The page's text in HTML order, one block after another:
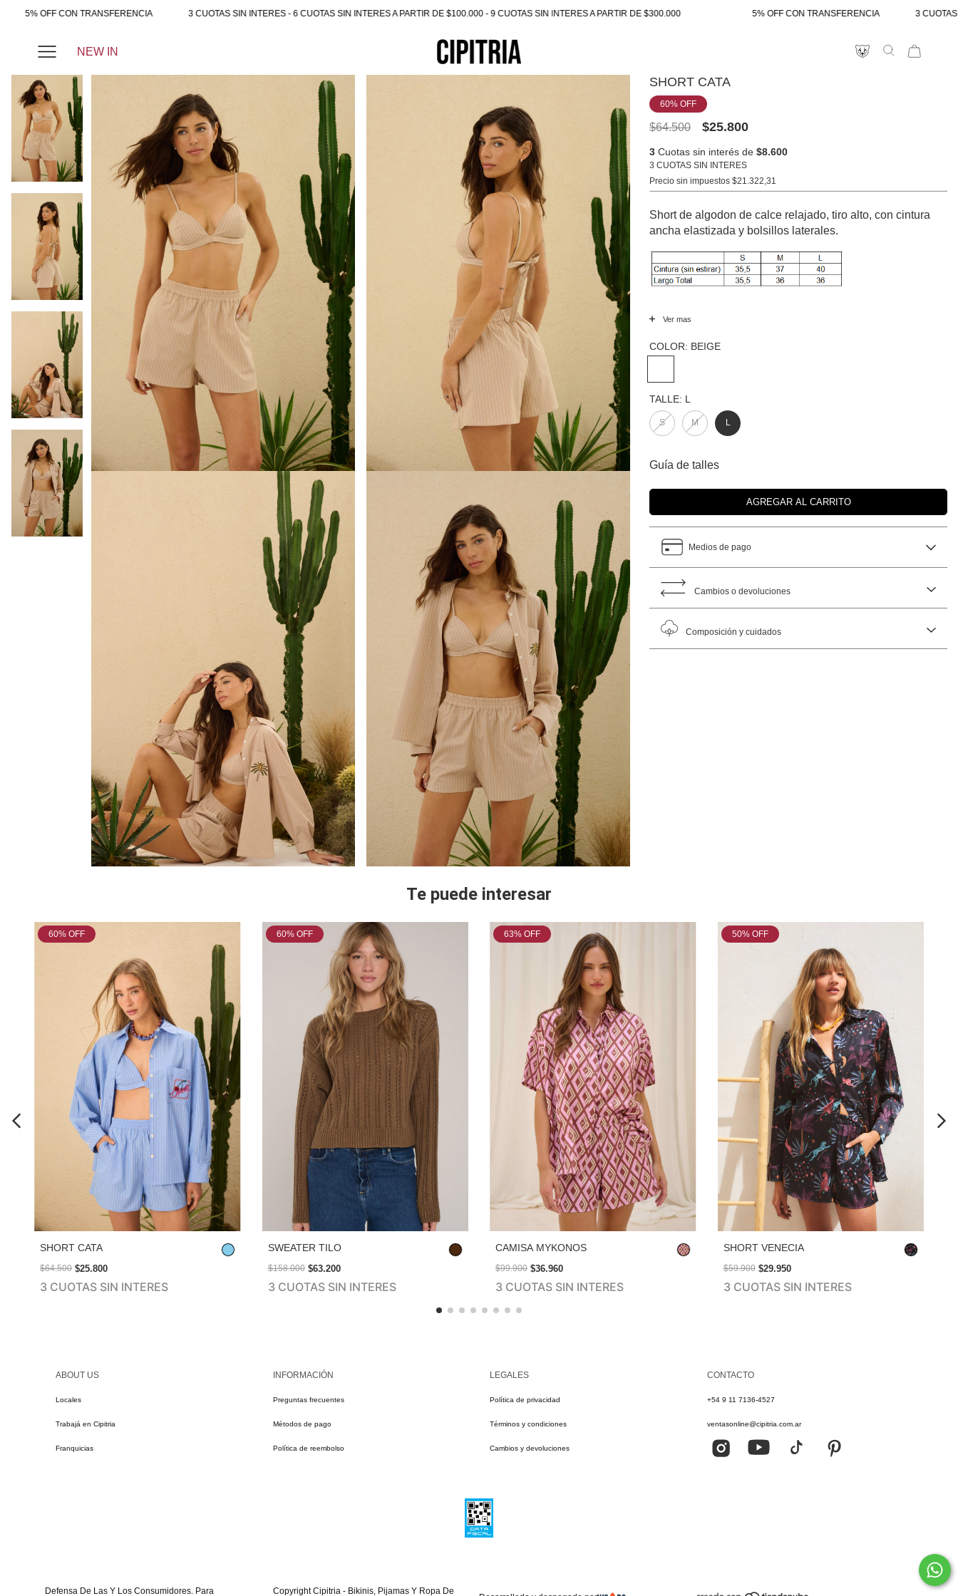
5% OFF CON TRANSFERENCIA 3 CUOTAS SIN INTERES - 6 CUOTAS SIN INTERES A PARTIR DE $100.000 - 9 CUOTAS SIN INTERES A PARTIR DE $300.000 5% OFF CON TRANSFERENCIA 3
NEW IN
SHORT CATA
60% OFF
$64.500 $25.800
3 Cuotas sin interés de $8.600
3 CUOTAS SIN INTERES
Precio sin impuestos $21.322,31
Short de algodon de calce relajado, tiro alto, con cintura
ancha elastizada y bolsillos laterales.
Ver mas
TALLE: L
S M L
COLOR: BEIGE
Guía de talles
Medios de pago
Cambios o devoluciones
Composición y cuidados
Te puede interesar
60% OFF
SHORT CATA
$64.500 $25.800
3 CUOTAS SIN INTERES
60% OFF
SWEATER TILO
$158.000 $63.200
3 CUOTAS SIN INTERES
63% OFF
CAMISA MYKONOS
$99.900 $36.960
3 CUOTAS SIN INTERES
50% OFF
SHORT VENECIA
$59.900 $29.950
3 CUOTAS SIN INTERES
ABOUT US
Locales
Trabajá en Cipitria
Franquicias
INFORMACIÓN
Preguntas frecuentes
Métodos de pago
Política de reembolso
LEGALES
Política de privacidad
Términos y condiciones
Cambios y devoluciones
CONTACTO
+54 9 11 7136-4527
ventasonline@cipitria.com.ar
Defensa De Las Y Los Consumidores. Para
Copyright Cipitria - Bikinis, Pijamas Y Ropa De